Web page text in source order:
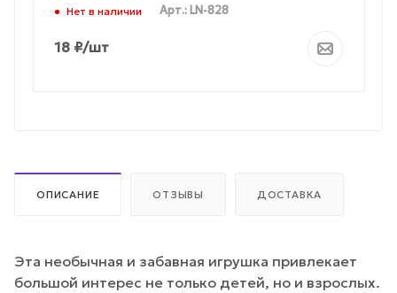
Нет в наличии Арт.: LN-828
18 ₽/шт
ОПИСАНИЕ ОТЗЫВЫ ДОСТАВКА
Эта необычная и забавная игрушка привлекает
большой интерес не только детей, но и взрослых.